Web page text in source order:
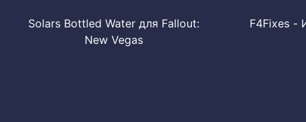
Solars Bottled Water для Fallout:
New Vegas
F4Fixes -